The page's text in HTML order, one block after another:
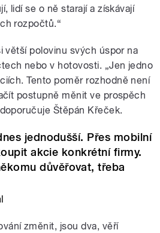
lidí se o ně starají a získávají
rozpočtů.“
větší polovinu svých úspor na
nebo v hotovosti. „Jen jedno
Tento poměr rozhodně není
postupně měnit ve prospěch
Štěpán Křeček.
jednodušší. Přes mobilní
akcie konkrétní firmy.
důvěřovat, třeba
změnit, jsou dva, věří